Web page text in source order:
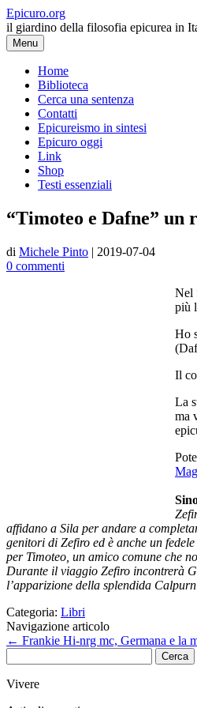
Vai
al
contenuto
Epicuro.org
il giardino della filosofia epicurea in
Menu
Home
Biblioteca
Cerca una sentenza
Contatti
Epicureismo in sintesi
Epicuro oggi
Link
Shop
Testi essenziali
“Timoteo e Dafne” un
di Michele Pinto | 2019-07-04
0 commenti
Nel 50 d.C. Paolo di Tarso
Ho scritto questo romanzo partendo
Giardino, suo figlio Zefiro…). Le loro
Il confronto è vivo e attuale perché
La storia invece è tutta frutto della
quello che proclamano. Così dalla
Zefiro è cresciuto ad Atene
completare la propria istruzione a
un fedele della nuova religione
che non vede da quasi venti anni.
Durante il viaggio Zefiro incontrerà
l’apparizione della splendida
Navigazione articolo
←Frankie Hi-nrg mc, Germana e la
Ricerca